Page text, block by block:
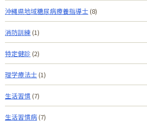
沖縄県地域糖尿病療養指導士(8)
消防訓練 (1)
特定健診 (2)
理学療法士(1)
生活習慣(7)
生活習慣病(7)